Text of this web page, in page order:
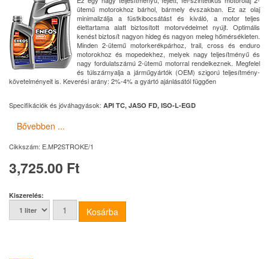
ütemű motorokhoz bárhol, bármely évszakban. Ez az olaj
minimalizálja a füstkibocsátást és kiváló, a motor teljes
élettartama alatt biztosított motorvédelmet nyújt. Optimális
kenést biztosít nagyon hideg és nagyon meleg hőmérsékleten.
Minden 2-ütemű motorkerékpárhoz, trail, cross és enduro
motorokhoz és mopedekhez, melyek nagy teljesítményű és
nagy fordulatszámú 2-ütemű motorral rendelkeznek. Megfelel
és túlszárnyalja a járműgyártók (OEM) szigorú teljesítmény-
követelményeit is. Keverési arány: 2%-4% a gyártó ajánlásától függően
Specifikációk és jóváhagyások: API TC, JASO FD, ISO-L-EGD
Bővebben ...
Cikkszám: E.MP2STROKE/1
3,725.00 Ft
Kiszerelés: